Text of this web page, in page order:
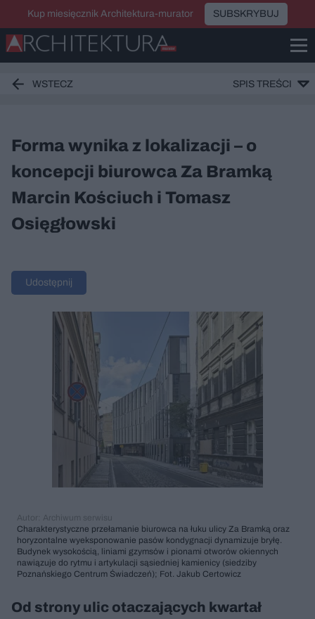
Kup miesięcznik Architektura-murator SUBSKRYBUJ
WSTECZ SPIS TREŚCI
Forma wynika z lokalizacji – o
koncepcji biurowca Za Bramką
Marcin Kościuch i Tomasz
Osięgłowski
Udostępnij
Autor: Archiwum serwisu
Charakterystyczne przełamanie biurowca na łuku ulicy Za Bramką oraz
horyzontalne wyeksponowanie pasów kondygnacji dynamizuje bryłę.
Budynek wysokością, liniami gzymsów i pionami otworów okiennych
nawiązuje do rytmu i artykulacji sąsiedniej kamienicy (siedziby
Poznańskiego Centrum Świadczeń); Fot. Jakub Certowicz
Od strony ulic otaczających kwartał